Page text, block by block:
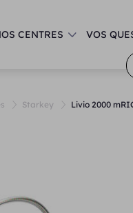
CENTRES VOS
Starkey Livio 2000